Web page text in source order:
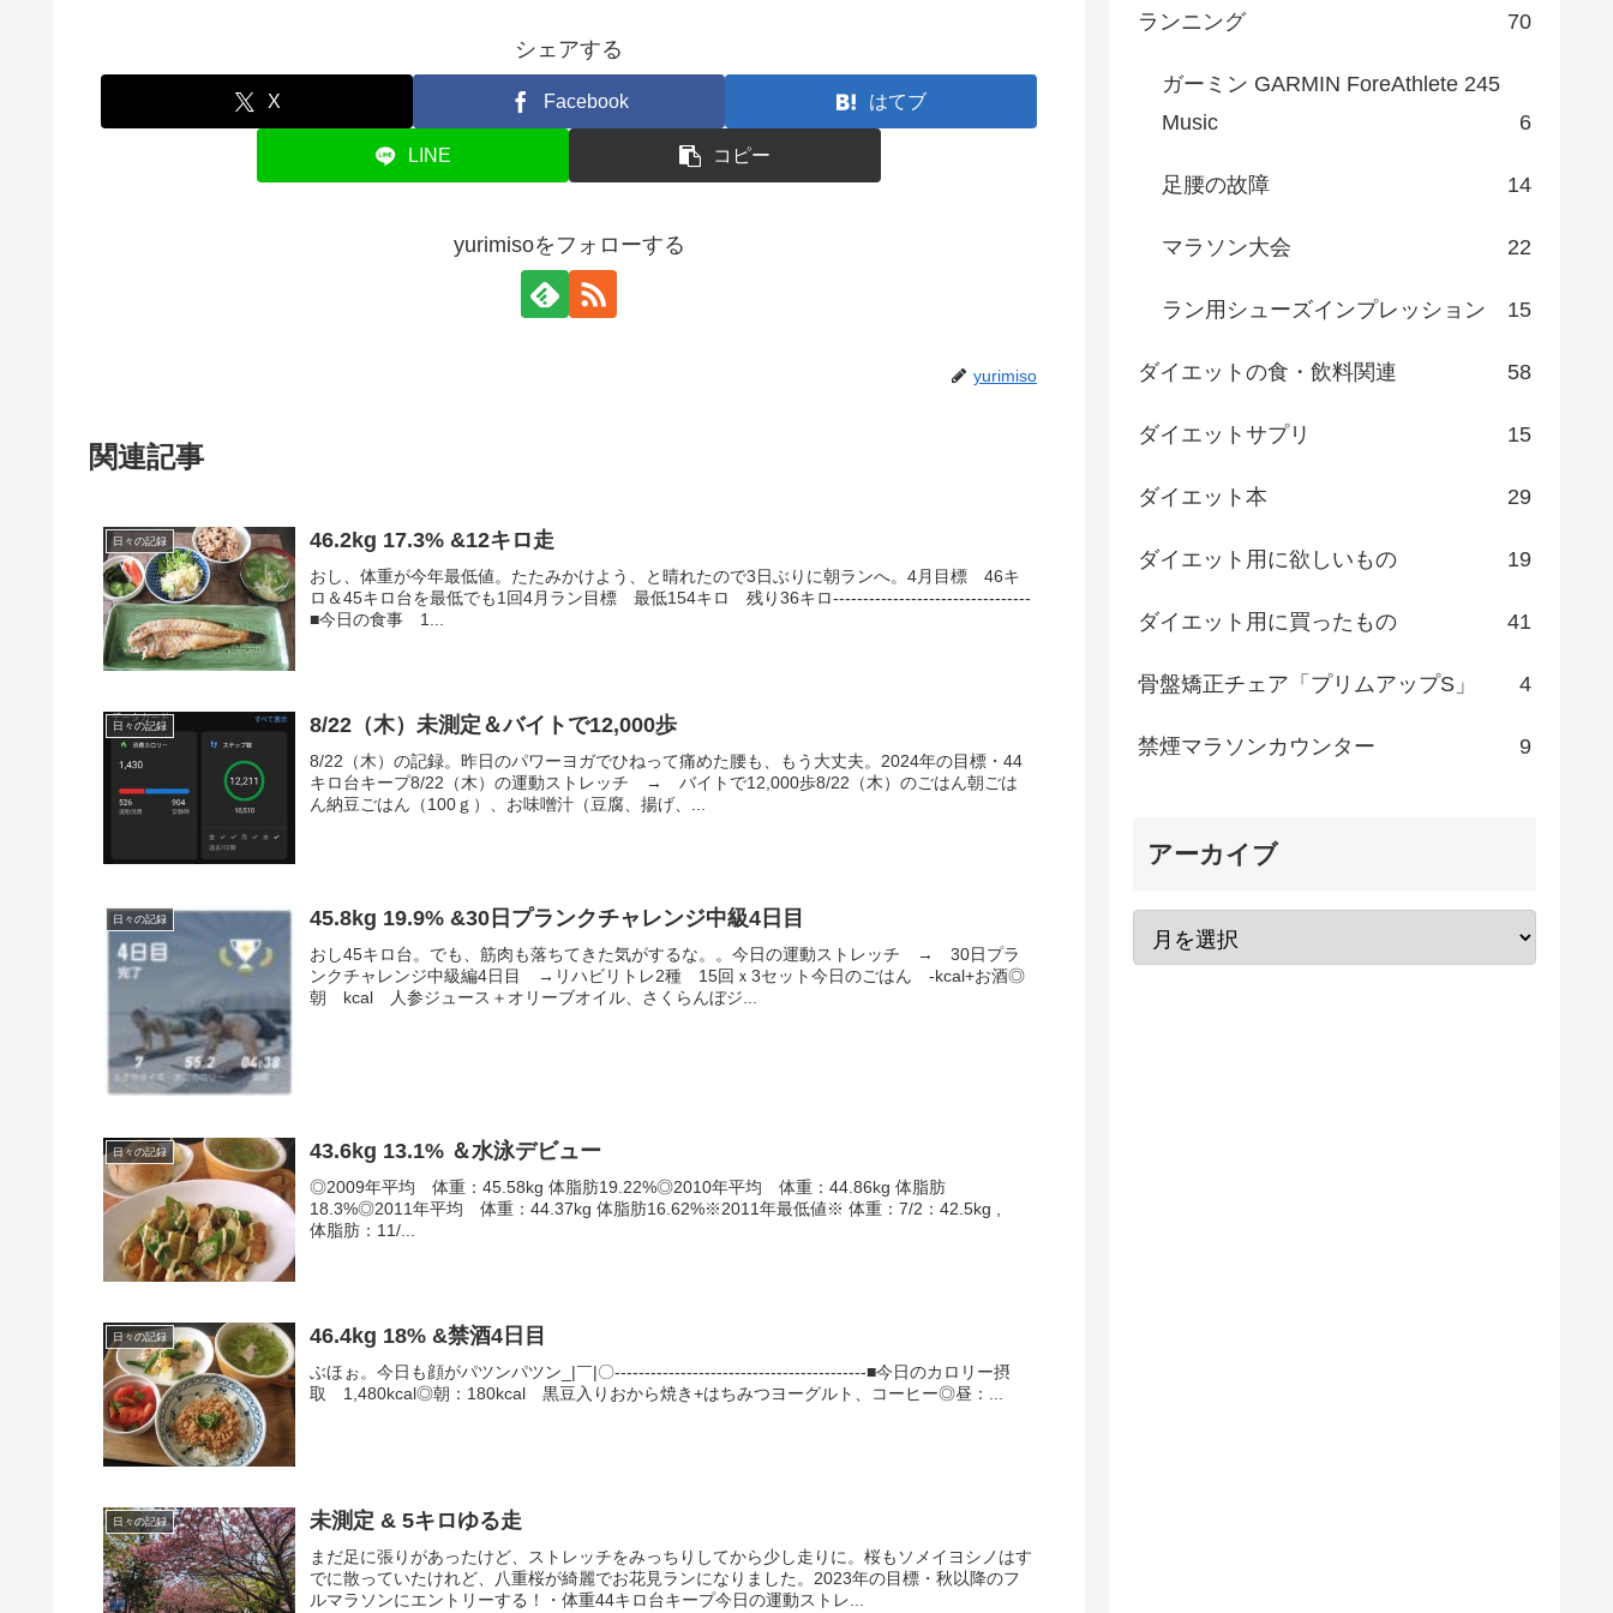
シェアする
X Facebook はてブ
LINE コピー
yurimisoをフォローする
yurimiso
関連記事
日々の記録 46.2kg 17.3% &12キロ走
おし、体重が今年最低値。たたみかけよう、と晴れたので3日ぶりに朝ランへ。4月目標 46キ
ロ＆45キロ台を最低でも1回4月ラン目標 最低154キロ 残り36キロ---------------------------------
■今日の食事 1...
日々の記録 8/22（木）未測定＆バイトで12,000歩
8/22（木）の記録。昨日のパワーヨガでひねって痛めた腰も、もう大丈夫。2024年の目標・44
キロ台キープ8/22（木）の運動ストレッチ → バイトで12,000歩8/22（木）のごはん朝ごは
ん納豆ごはん（100ｇ）、お味噌汁（豆腐、揚げ、...
日々の記録 45.8kg 19.9% &30日プランクチャレンジ中級4日目
おし45キロ台。でも、筋肉も落ちてきた気がするな。。今日の運動ストレッチ → 30日プラ
ンクチャレンジ中級編4日目 →リハビリトレ2種 15回ｘ3セット今日のごはん -kcal+お酒◎
朝 kcal 人参ジュース＋オリーブオイル、さくらんぼジ...
日々の記録 43.6kg 13.1% ＆水泳デビュー
◎2009年平均 体重：45.58kg 体脂肪19.22%◎2010年平均 体重：44.86kg 体脂肪
18.3%◎2011年平均 体重：44.37kg 体脂肪16.62%※2011年最低値※ 体重：7/2：42.5kg ,
体脂肪：11/...
日々の記録 46.4kg 18% &禁酒4日目
ぶほぉ。今日も顔がパツンパツン_|￣|〇------------------------------------------■今日のカロリー摂
取 1,480kcal◎朝：180kcal 黒豆入りおから焼き+はちみつヨーグルト、コーヒー◎昼：...
日々の記録 未測定 & 5キロゆる走
まだ足に張りがあったけど、ストレッチをみっちりしてから少し走りに。桜もソメイヨシノはす
でに散っていたけれど、八重桜が綺麗でお花見ランになりました。2023年の目標・秋以降のフ
ルマラソンにエントリーする！・体重44キロ台キープ今日の運動ストレ...
ランニング 70
ガーミン GARMIN ForeAthlete 245
Music
6
足腰の故障 14
マラソン大会 22
ラン用シューズインプレッション 15
ダイエットの食・飲料関連 58
ダイエットサプリ 15
ダイエット本 29
ダイエット用に欲しいもの 19
ダイエット用に買ったもの 41
骨盤矯正チェア「プリムアップS」 4
禁煙マラソンカウンター 9
アーカイブ